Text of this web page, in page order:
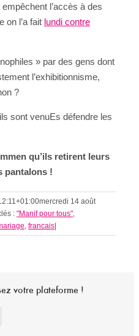
l’accès à des
on l’a fait lundi contre
» par des gens dont
l’exhibitionnisme,
?
sont venuEs défendre les
qu’ils retirent leurs
pantalons !
mercredi 14 août
: "Manif pour tous"
francais|
votre plateforme !